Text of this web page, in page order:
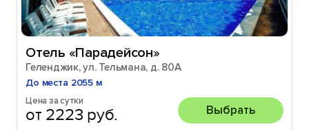
Отель «Парадейсон»
Геленджик, ул. Тельмана, д. 80А
До места 2055 м
Цена за сутки
от 2223 руб. Выбрать